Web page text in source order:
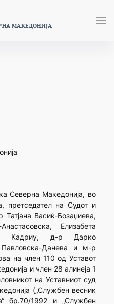
МАКЕДОНИЈА
Северна Македонија, во
претседател на Судот и
Васиќ-Бозаџиева,
Елизабета
Кадриу, д-р Дарко
Данева и м-р
на член 110 од Уставот
и член 28 алинеја 1
на Уставниот суд
(„Службен весник
бр.70/1992 и „Службен